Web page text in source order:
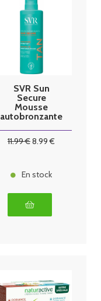
SVR Sun
Secure
Mousse
autobronzante
11.99€8.99 €
En stock